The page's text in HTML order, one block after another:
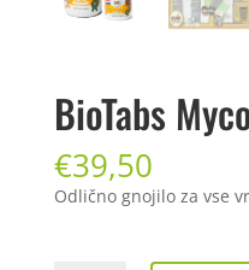
BioTabs
€39,50
Odlično gnojilo za vse